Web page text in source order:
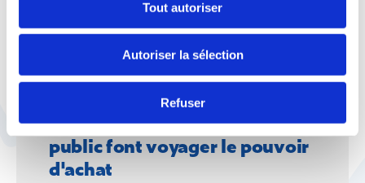
Tout autoriser
Autoriser la sélection
Refuser
À lire aussi
Vie pratique
Quand syndicalisme et service
public font voyager le pouvoir
d'achat